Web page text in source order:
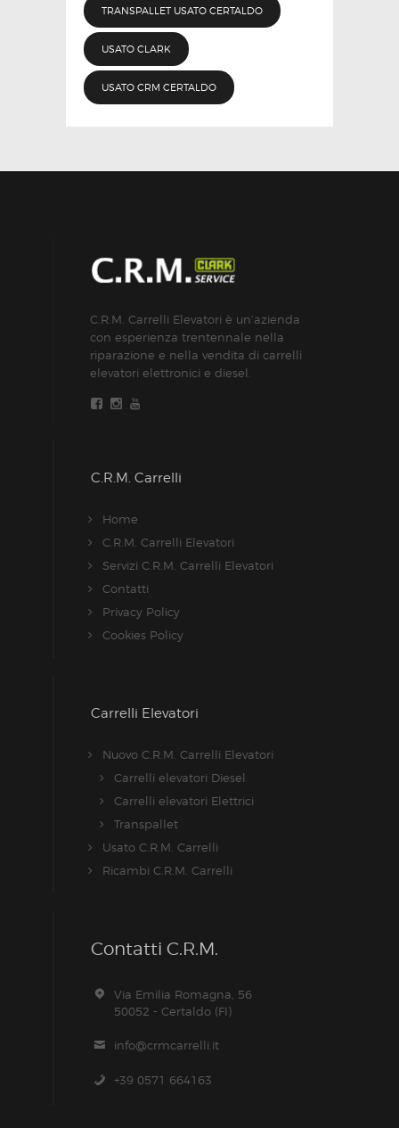
TRANSPALLET USATO CERTALDO
USATO CLARK
USATO CRM CERTALDO
C.R.M. Carrelli Elevatori è un’azienda
con esperienza trentennale nella
riparazione e nella vendita di carrelli
elevatori elettronici e diesel.
C.R.M. Carrelli
Home
C.R.M. Carrelli Elevatori
Servizi C.R.M. Carrelli Elevatori
Contatti
Privacy Policy
Cookies Policy
Carrelli Elevatori
Nuovo C.R.M. Carrelli Elevatori
Carrelli elevatori Diesel
Carrelli elevatori Elettrici
Transpallet
Usato C.R.M. Carrelli
Ricambi C.R.M. Carrelli
Contatti C.R.M.
Via Emilia Romagna, 56
50052 - Certaldo (FI)
info@crmcarrelli.it
+39 0571 664163